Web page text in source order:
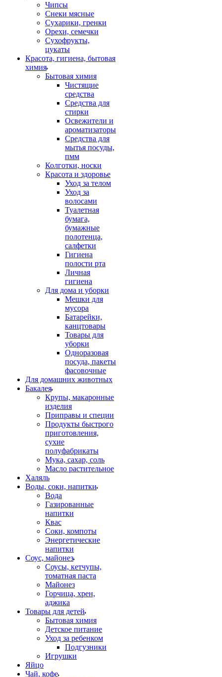
Чипсы
Снеки мясные
Сухарики, гренки
Орехи, семечки
Сухофрукты,
цукаты
Красота, гигиена, бытовая
химия
Бытовая химия
Чистящие
средства
Средства для
стирки
Освежители и
ароматизаторы
Средства для
мытья посуды,
пмм
Колготки, носки
Красота и здоровье
Уход за телом
Уход за
волосами
Туалетная
бумага,
бумажные
полотенца,
салфетки
Гигиена
полости рта
Личная
гигиена
Для дома и уборки
Мешки для
мусора
Батарейки,
канцтовары
Товары для
уборки
Одноразовая
посуда, пакеты
фасовочные
Для домашних животных
Бакалея
Крупы, макаронные
изделия
Приправы и специи
Продукты быстрого
приготовления,
сухие
полуфабрикаты
Мука, сахар, соль
Масло растительное
Халяль
Воды, соки, напитки
Вода
Газированные
напитки
Квас
Соки, компоты
Энергетические
напитки
Соус, майонез
Соусы, кетчупы,
томатная паста
Майонез
Горчица, хрен,
аджика
Товары для детей
Бытовая химия
Детское питание
Уход за ребенком
Подгузники
Игрушки
Яйцо
Чай, кофе